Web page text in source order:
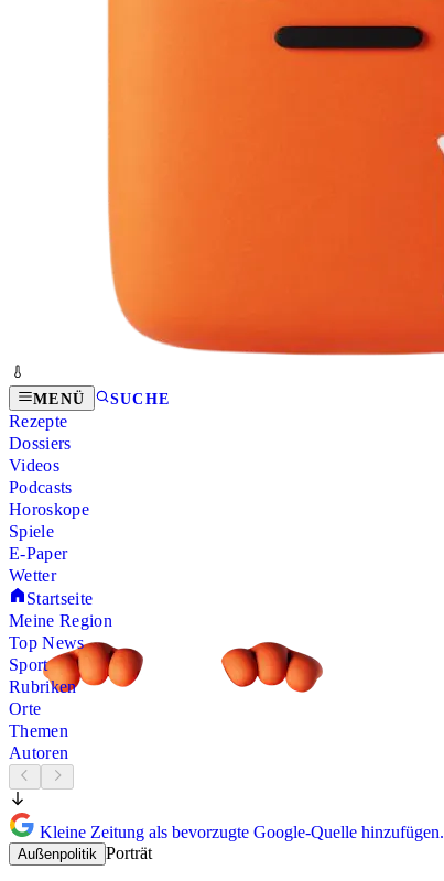
MENÜ SUCHE
Rezepte
Dossiers
Videos
Podcasts
Horoskope
Spiele
E-Paper
Wetter
Startseite
Meine Region
Top News
Sport
Rubriken
Orte
Themen
Autoren
Kleine Zeitung als bevorzugte Google-Quelle hinzufügen.
Außenpolitik Porträt